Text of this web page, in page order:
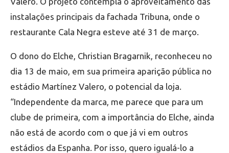
instalações principais da fachada Tribuna, onde o
restaurante Cala Negra esteve até 31 de março.
O dono do Elche, Christian Bragarnik, reconheceu no
dia 13 de maio, em sua primeira aparição pública no
estádio Martínez Valero, o potencial da loja.
“Independente da marca, me parece que para um
clube de primeira, com a importância do Elche, ainda
não está de acordo com o que já vi em outros
estádios da Espanha. Por isso, quero igualá-lo a